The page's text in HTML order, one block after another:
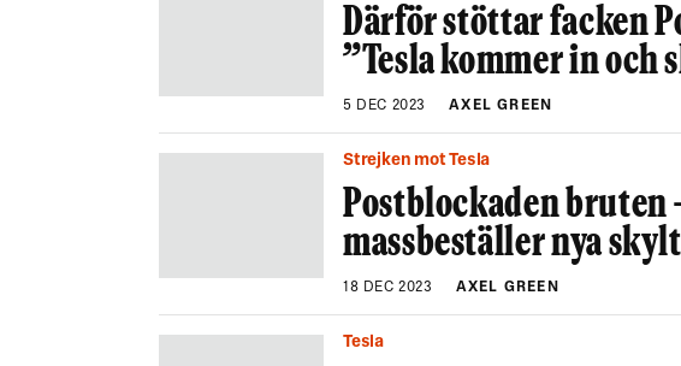
Därför stöttar facken
”Tesla kommer in och
5 DEC 2023 AXEL GREEN
Strejken mot Tesla
Postblockaden bruten
massbeställer nya
18 DEC 2023 AXEL GREEN
Tesla